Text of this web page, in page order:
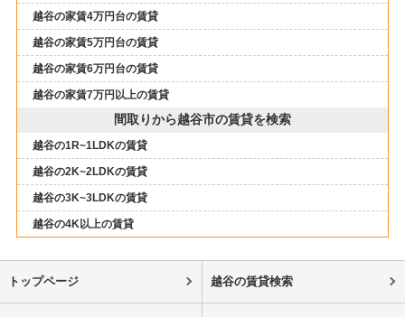
越谷の家賃4万円台の賃貸
越谷の家賃5万円台の賃貸
越谷の家賃6万円台の賃貸
越谷の家賃7万円以上の賃貸
間取りから越谷市の賃貸を検索
越谷の1R~1LDKの賃貸
越谷の2K~2LDKの賃貸
越谷の3K~3LDKの賃貸
越谷の4K以上の賃貸
トップページ 越谷の賃貸検索